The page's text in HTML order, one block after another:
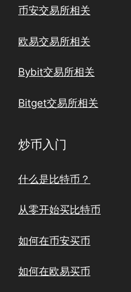
币安交易所相关
欧易交易所相关
Bybit交易所相关
Bitget交易所相关
炒币入门
什么是比特币？
从零开始买比特币
如何在币安买币
如何在欧易买币